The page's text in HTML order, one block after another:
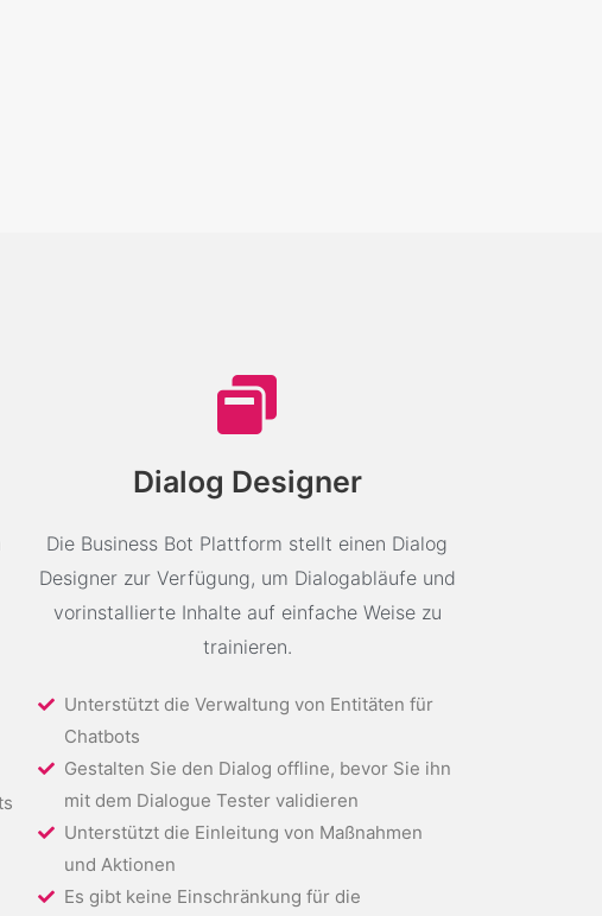
Dialog Designer
Die Business Bot Plattform stellt einen Dialog
Designer zur Verfügung, um Dialogabläufe und
vorinstallierte Inhalte auf einfache Weise zu
trainieren.
Unterstützt die Verwaltung von Entitäten für
Chatbots
Gestalten Sie den Dialog offline, bevor Sie ihn
mit dem Dialogue Tester validieren
Unterstützt die Einleitung von Maßnahmen
und Aktionen
Es gibt keine Einschränkung für die